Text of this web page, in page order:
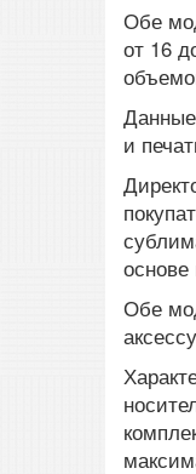
Обе
от 16
и
Обе